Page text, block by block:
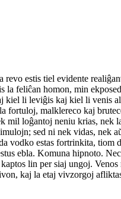
estis tiel evidente
feliĉan homon, min
kiel li leviĝis kaj kiel li venis
malklereco kaj
mil loĝantoj neniu krias, nek
sed ni nek vidas, nek
vodko estas fortrinkita, tiom
ebla. Komuna hipnoto.
lin per siaj ungoj.
kaj la etaj vivzorgoj